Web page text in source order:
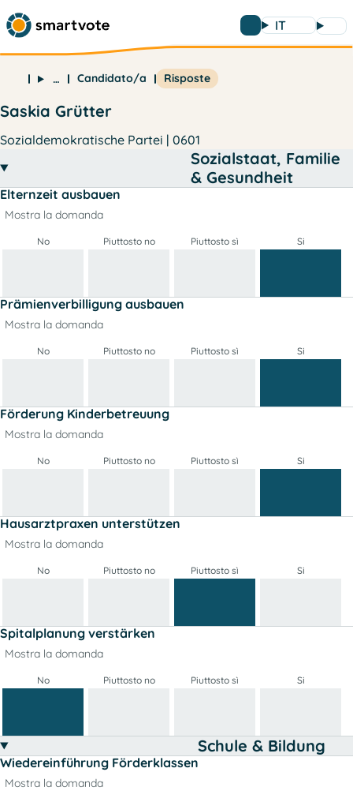
IT
… Candidato/a Risposte
Saskia Grütter
Sozialdemokratische Partei | 0601
Sozialstaat, Familie
& Gesundheit
Elternzeit ausbauen
Mostra la domanda
No Piuttosto no Piuttosto sì Si
Prämienverbilligung ausbauen
Mostra la domanda
No Piuttosto no Piuttosto sì Si
Förderung Kinderbetreuung
Mostra la domanda
No Piuttosto no Piuttosto sì Si
Hausarztpraxen unterstützen
Mostra la domanda
No Piuttosto no Piuttosto sì Si
Spitalplanung verstärken
Mostra la domanda
No Piuttosto no Piuttosto sì Si
Schule & Bildung
Wiedereinführung Förderklassen
Mostra la domanda